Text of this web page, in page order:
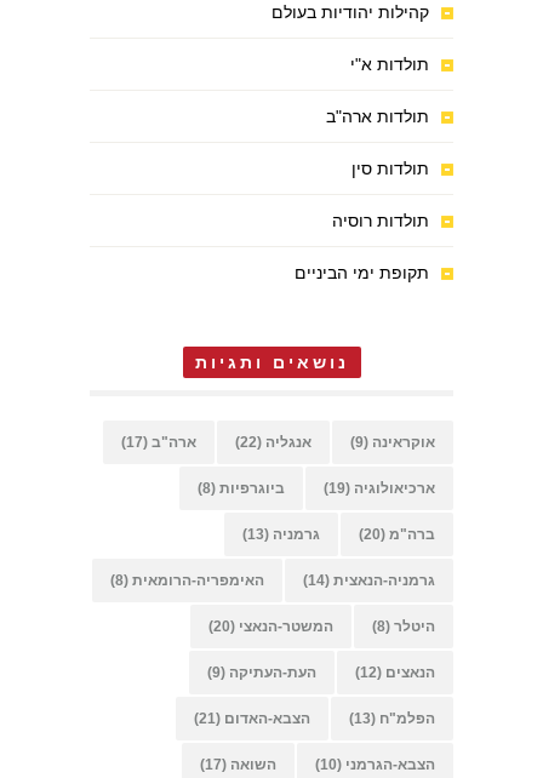
קהילות יהודיות בעולם
תולדות א"י
תולדות ארה"ב
תולדות סין
תולדות רוסיה
תקופת ימי הביניים
נושאים ותגיות
אוקראינה (9) אנגליה (22) ארה"ב (17)
ארכיאולוגיה (19) ביוגרפיות (8)
ברה"מ (20) גרמניה (13)
גרמניה-הנאצית (14) האימפריה-הרומאית (8)
היטלר (8) המשטר-הנאצי (20)
הנאצים (12) העת-העתיקה (9)
הפלמ"ח (13) הצבא-האדום (21)
הצבא-הגרמני (10) השואה (17)